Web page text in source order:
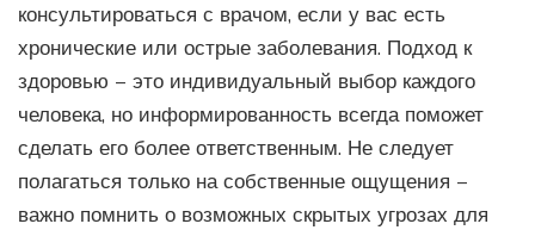
консультироваться с врачом, если у вас есть
хронические или острые заболевания. Подход к
здоровью – это индивидуальный выбор каждого
человека, но информированность всегда поможет
сделать его более ответственным. Не следует
полагаться только на собственные ощущения –
важно помнить о возможных скрытых угрозах для